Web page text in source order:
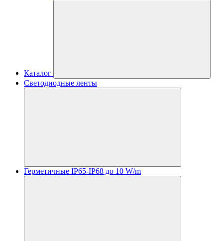
Каталог
Светодиодные ленты
Герметичные IP65-IP68 до 10 W/m